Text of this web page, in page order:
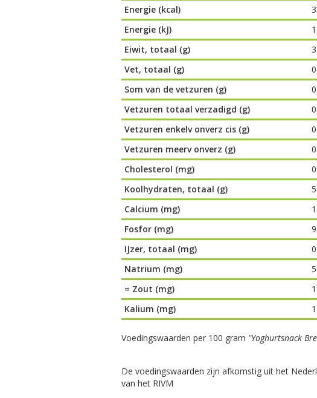
Energie (kcal)
Energie (kJ)
Eiwit, totaal (g)
Vet, totaal (g)
Som van de vetzuren (g)
Vetzuren totaal verzadigd (g)
Vetzuren enkelv onverz cis (g)
Vetzuren meerv onverz (g)
Cholesterol (mg)
Koolhydraten, totaal (g)
Calcium (mg)
Fosfor (mg)
IJzer, totaal (mg)
Natrium (mg)
= Zout (mg)
Kalium (mg)
Voedingswaarden per 100 gram "Yoghurtsnack
De voedingswaarden zijn afkomstig uit het
van het RIVM